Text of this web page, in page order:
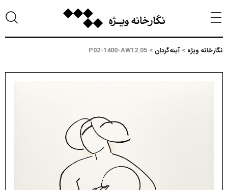
نگارخانه ویژه >آینه‌گردان >
P02-1400-AW12.05